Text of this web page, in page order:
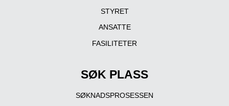
STYRET
ANSATTE
FASILITETER
SØK PLASS
SØKNADSPROSESSEN